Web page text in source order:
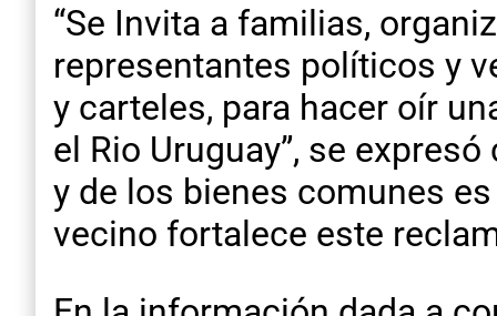
“Se Invita a familias,
representantes políticos y
y carteles, para hacer oír
el Rio Uruguay”, se
y de los bienes comunes
vecino fortalece este